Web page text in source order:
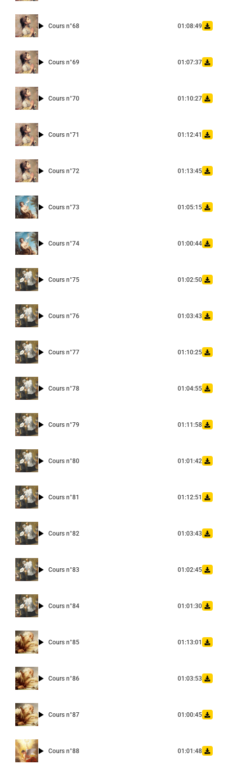
Cours n°68 01:08:49
Cours n°69 01:07:37
Cours n°70 01:10:27
Cours n°71 01:12:41
Cours n°72 01:13:45
Cours n°73 01:05:15
Cours n°74 01:00:44
Cours n°75 01:02:50
Cours n°76 01:03:43
Cours n°77 01:10:25
Cours n°78 01:04:55
Cours n°79 01:11:58
Cours n°80 01:01:42
Cours n°81 01:12:51
Cours n°82 01:03:43
Cours n°83 01:02:45
Cours n°84 01:01:30
Cours n°85 01:13:01
Cours n°86 01:03:53
Cours n°87 01:00:45
Cours n°88 01:01:48